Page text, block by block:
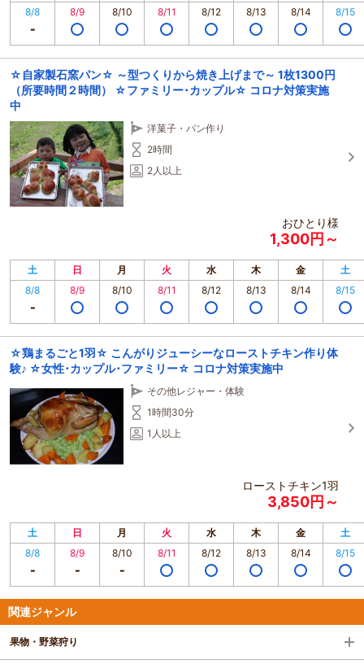
8/8
8/9 8/10 8/11 8/12 8/13 8/14 8/15
☆自家製石窯パン☆ ～型つくりから焼き上げまで～ 1枚1300円
（所要時間２時間） ☆ファミリー･カップル☆ コロナ対策実施
中
洋菓子・パン作り
2時間
2人以上
おひとり様
1,300円～
土 日 月 火 水 木 金
土
8/8
8/9 8/10 8/11 8/12 8/13 8/14 8/15
☆鶏まるごと1羽☆ こんがりジューシーなローストチキン作り体
験♪ ☆女性･カップル･ファミリー☆ コロナ対策実施中
その他レジャー・体験
1時間30分
1人以上
ローストチキン1羽
3,850円～
土 日 月 火 水 木 金
土
8/8
8/9 8/10 8/11 8/12 8/13 8/14 8/15
関連ジャンル
果物・野菜狩り